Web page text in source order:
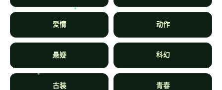
爱情 动作
悬疑 科幻
古装 青春